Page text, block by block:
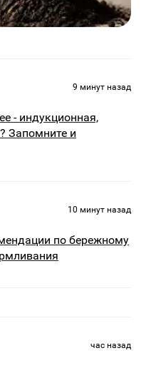
9 минут назад
- индукционная,
Запомните и
10 минут назад
по бережному
час назад